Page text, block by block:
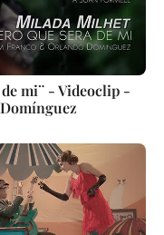
mi¨ - Videoclip -